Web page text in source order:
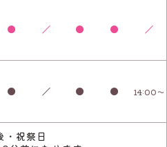
● ／ ● ● ／
● ／ ● ● 14:00～
・祝祭日